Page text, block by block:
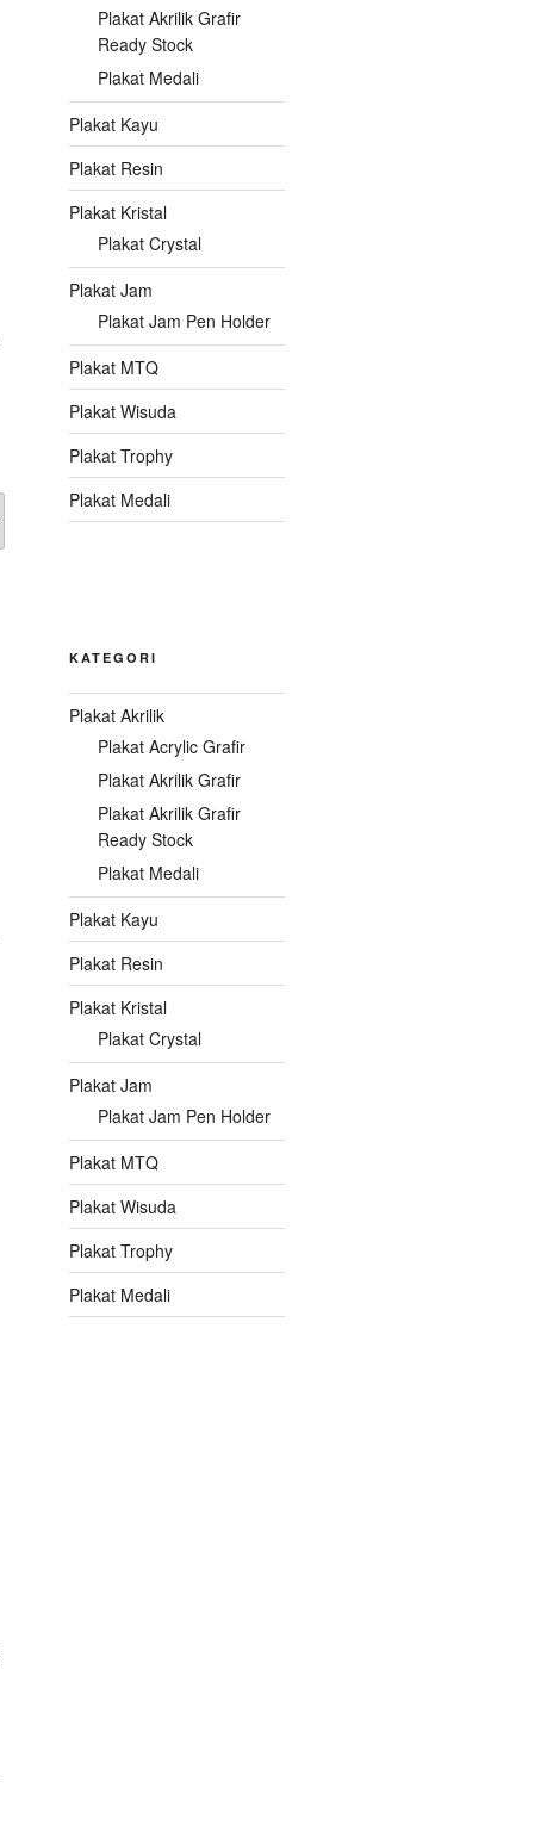
Plakat Akrilik Grafir
Ready Stock
Plakat Medali
Plakat Kayu
Plakat Resin
Plakat Kristal
Plakat Crystal
Plakat Jam
Plakat Jam Pen Holder
Plakat MTQ
Plakat Wisuda
Plakat Trophy
Plakat Medali
KATEGORI
Plakat Akrilik
Plakat Acrylic Grafir
Plakat Akrilik Grafir
Plakat Akrilik Grafir
Ready Stock
Plakat Medali
Plakat Kayu
Plakat Resin
Plakat Kristal
Plakat Crystal
Plakat Jam
Plakat Jam Pen Holder
Plakat MTQ
Plakat Wisuda
Plakat Trophy
Plakat Medali